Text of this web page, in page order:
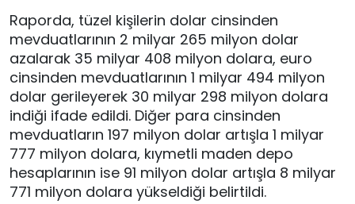
Raporda, tüzel kişilerin dolar cinsinden
mevduatlarının 2 milyar 265 milyon dolar
azalarak 35 milyar 408 milyon dolara, euro
cinsinden mevduatlarının 1 milyar 494 milyon
dolar gerileyerek 30 milyar 298 milyon dolara
indiği ifade edildi. Diğer para cinsinden
mevduatların 197 milyon dolar artışla 1 milyar
777 milyon dolara, kıymetli maden depo
hesaplarının ise 91 milyon dolar artışla 8 milyar
771 milyon dolara yükseldiği belirtildi.